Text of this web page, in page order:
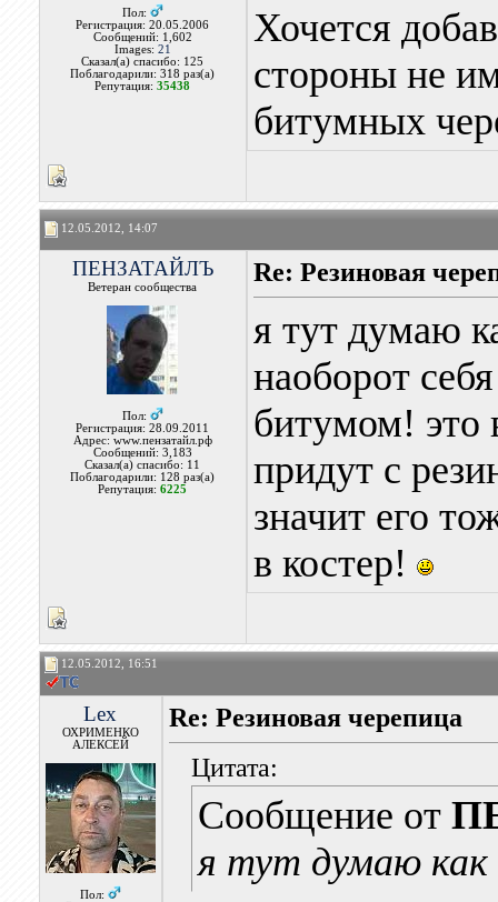
Пол:
Регистрация: 20.05.2006
Сообщений: 1,602
Images: 21
Сказал(а) спасибо: 125
Поблагодарили: 318 раз(а)
Репутация:35438
Хочется
стороны не
битумных
12.05.2012, 14:07
ПЕНЗАТАЙЛЪ
Ветеран сообщества
Пол:
Регистрация: 28.09.2011
Адрес: www.пензатайл.рф
Сообщений: 3,183
Сказал(а) спасибо: 11
Поблагодарили: 128 раз(а)
Репутация:6225
Re: Резиновая
я тут думаю
наоборот
битумом! это
придут с
значит его
в костер!
12.05.2012, 16:51
Lex
ОХРИМЕНКО
АЛЕКСЕЙ
Пол:
Re: Резиновая черепица
Цитата:
Сообщение от
я тут думаю как